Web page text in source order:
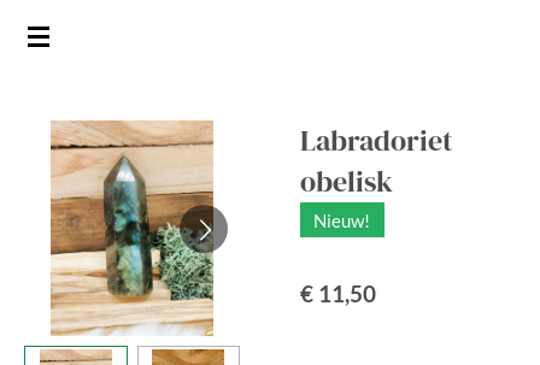
Ga
hoofdinhoud
Labradoriet
obelisk
Nieuw!
€ 11,50